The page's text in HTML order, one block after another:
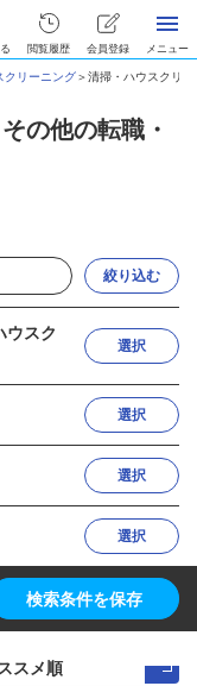
閲覧履歴 会員登録 メニュー
クリーニング＞清掃・ハウスクリ
の他の転職・
絞り込む
ウスク
選択
選択
選択
選択
検索条件を保存